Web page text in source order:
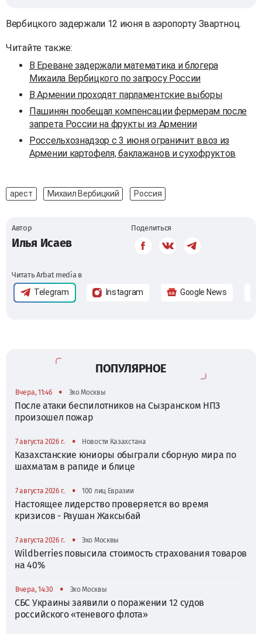
Вербицкого задержали 12 июня в аэропорту Звартноц.
Читайте также:
В Ереване задержали математика и блогера
Михаила Вербицкого по запросу России
В Армении проходят парламентские выборы
Пашинян пообещал компенсации фермерам после
запрета России на фрукты из Армении
Россельхознадзор с 3 июня ограничит ввоз из
Армении картофеля, баклажанов и сухофруктов
арест Михаил Вербицкий Россия
Автор
Илья Исаев
Поделиться
Читать Arbat media в
Telegram Instagram Google News
ПОПУЛЯРНОЕ
Вчера, 11:46 • Эхо Москвы
После атаки беспилотников на Сызранском НПЗ
произошел пожар
7 августа 2026 г. • Новости Казахстана
Казахстанские юниоры обыграли сборную мира по
шахматам в рапиде и блице
7 августа 2026 г. • 100 лиц Евразии
Настоящее лидерство проверяется во время
кризисов - Раушан Жаксыбай
7 августа 2026 г. • Эхо Москвы
Wildberries повысила стоимость страхования товаров
на 40%
Вчера, 14:30 • Эхо Москвы
СБС Украины заявили о поражении 12 судов
российского «теневого флота»